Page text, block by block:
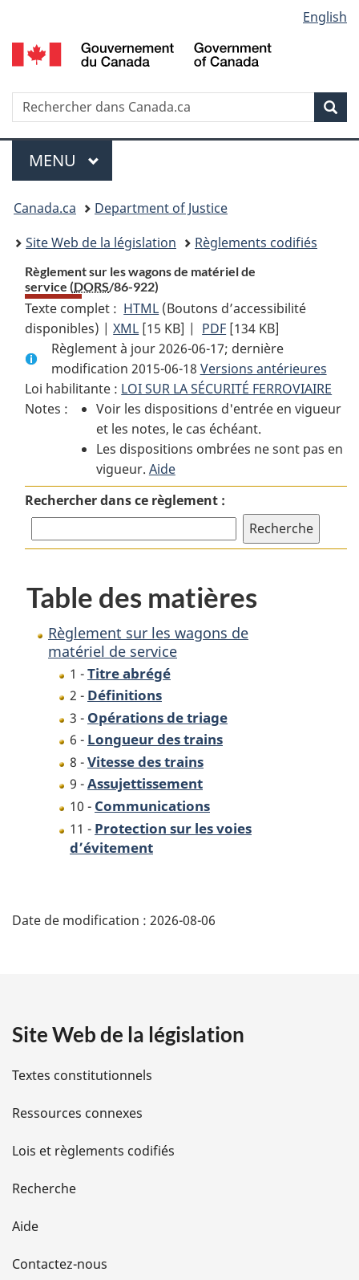
au
contenu
propos
de
la
HTML
simplifiée
selection
English
Recherche
Menu
MENU PRINCIPAL
You
are
here:
Canada.ca
Department of Justice
Site Web de la législation
Règlements codifiés
Règlement sur les wagons de matériel de
service (DORS/86-922)
Texte complet : HTML Texte
complet
:
Règlement
sur
les
wagons
de
matériel
de
service
(Boutons d’accessibilité
disponibles) |XML Texte
complet
:
Règlement
sur
les
wagons
de
matériel
de
[15 KB] | PDF Texte
complet
:
Règlement
sur
les
wagons
matériel
service
[134 KB]
Règlement à jour 2026-06-17; dernière
modification 2015-06-18 Versions antérieures
Loi habilitante : LOI SUR LA SÉCURITÉ FERROVIAIRE
Notes :
Voir les dispositions d'entrée en vigueur
et les notes, le cas échéant.
Les dispositions ombrées ne sont pas en
vigueur. Aide
Rechercher dans ce règlement :
Table des matières
Règlement sur les wagons de
matériel de service
1 -Titre abrégé
2 - Définitions
3 - Opérations de triage
6 - Longueur des trains
8 -Vitesse des trains
9 -Assujettissement
10 - Communications
11 - Protection sur les voies
d’évitement
é
i
l
s
d
e
l
Date de modification : 2026-08-06
Site Web de la législation
Textes constitutionnels
Ressources connexes
Lois et règlements codifiés
Recherche
Aide
Contactez-nous